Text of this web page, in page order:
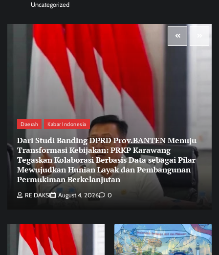
Uncategorized
Daerah Kabar Indonesia
Dari Studi Banding DPRD Prov.BANTEN Menuju
Transformasi Kebijakan: PRKP Karawang
Tegaskan Kolaborasi Berbasis Data sebagai Pilar
Mewujudkan Hunian Layak dan Pembangunan
Permukiman Berkelanjutan
RE DAKSI August 4, 2026 0